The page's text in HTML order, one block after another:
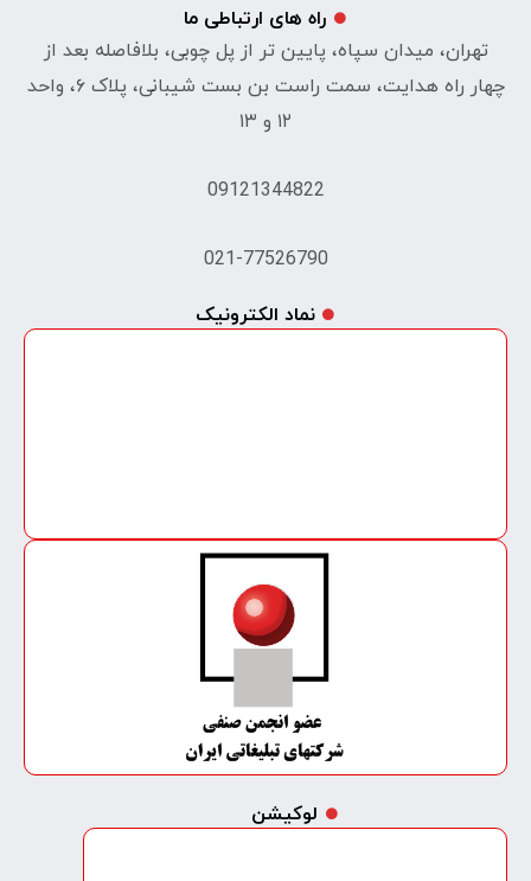
راه های ارتباطی ما
تهران، میدان سپاه، پایین تر از پل چوبی، بلافاصله بعد از
چهار راه هدایت، سمت راست بن بست شیبانی، پلاک ۶، واحد
۱۲ و ۱۳
09121344822
021-77526790
نماد الکترونیک
لوکیشن